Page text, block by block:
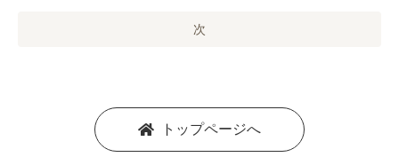
次
トップページへ